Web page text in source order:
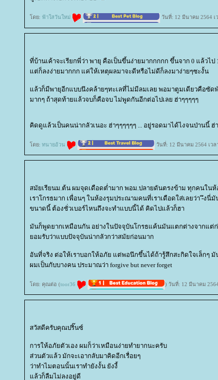
ดย: ฟ้าใสวันใหม่ วันที่: 12 มีนาคม 2564 เ
ที่บ้านเค้าจะเรียกพี่ว่า พายุ คือเป็นขึ้นง่ายมากกกกก ขึ้นจาก 0 แล้วไป
ต่ก็ลงง่ายมากกก แค่ให้เหตุผลมาจะดีหรือไม่ดีก็ลงมาง่ายๆซะงั้น
ล้วก็มีพายุอีกแบบนึงคล้ายๆทะเลที่ไม่มีลมเลย พอมาตูมเดียวคือซัด
มากๆ ถ้าสุดท้ายแล้วจบก็คือจบ ไม่พูดกันอีกต่อไปเลย ฮ่าๆๆๆๆๆ
คิดดูแล้วเป็นคนน่ากลัวเนอะ ฮ่าๆๆๆๆๆๆ ... อยู่รอดมาได้ไงจนป่านนี้ ฮ่
ดย: ทนายอ้วน วันที่: 12 มีนาคม 2564 เวล
สมัยเรียนม.ต้น ผมจุดเดือดต่ำมาก พอม.ปลายดันตรงข้าม ทุกคนในห้
เราโกรธมาก เพื่อนๆ ในห้องรุมประณามคนที่เราเดือดใส่เลยว่า -ึงนี่
ขนาดนี้ ต้องชั่วเบอร์ไหนถึงจะทำแบบนี้ได้ คิดไปแล้วก็ฮา
มันก็พูดยากเหมือนกัน อย่างในปัจจุบันโกรธแค้นมันแตกต่างจากแต่
อมรับว่าแบบปัจจุบันน่ากลัวกว่าสมัยก่อนมาก
อันที่จริง ต่อให้เราบอกให้อภัย แต่พอนึกขึ้นได้ถ้ารู้สึกสะกิดใจเล็กๆ
ผมเป็นกับบางคน ประมาณว่า forgive but never forget
ดย: คุณต่อ (toor36 ) วันที่: 12 มีนาคม
สวัสดีครับคุณปริ๊นซ์
การให้อภัยตัวเอง ผมก็ว่าเหมือนง่ายทำยากนะครับ
ส่วนตัวแล้ว มักจะเอากลับมาคิดอีกเรื่อยๆ
ว่าทำไมตอนนั้นเราทำยังงั้น ยังงี้
ล้วก็ลืมไม่ลงอยู่ดี